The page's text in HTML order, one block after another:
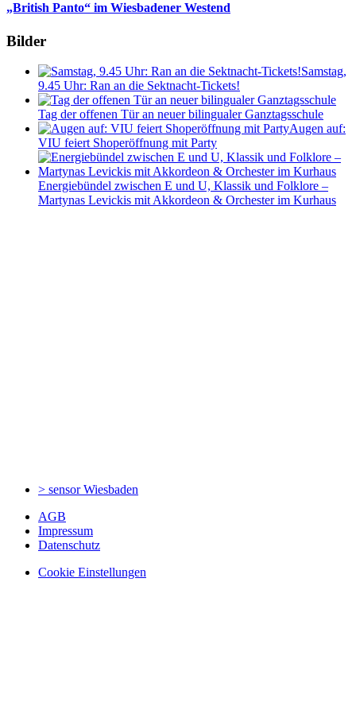
„British Panto“ im Wiesbadener Westend
Bilder
Samstag,
9.45 Uhr: Ran an die Sektnacht-Tickets!
Tag der offenen Tür an neuer bilingualer Ganztagsschule
Augen auf:
VIU feiert Shoperöffnung mit Party
Energiebündel zwischen E und U, Klassik und Folklore –
Martynas Levickis mit Akkordeon & Orchester im Kurhaus
> sensorWiesbaden
AGB
Impressum
Datenschutz
Cookie Einstellungen